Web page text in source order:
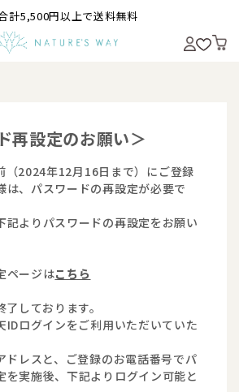
計5,500円以上で送料無料
再設定のお願い＞
（2024年12月16日まで）にご登録
は、パスワードの再設定が必要で
記よりパスワードの再設定をお願い
ページはこちら
しております。
IDログインをご利用いただいていた
ドレスと、ご登録のお電話番号でパ
を実施後、下記よりログイン可能と